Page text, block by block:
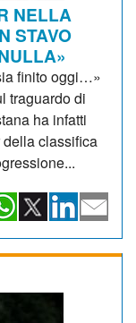
NELLA
STAVO
finito oggi…»
traguardo di
ha infatti
classifica